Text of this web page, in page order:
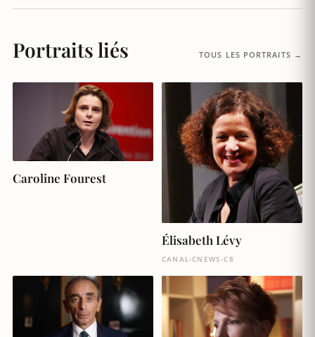
Portraits liés TOUS LES PORTRAITS →
Caroline Fourest
Élisabeth Lévy
CANAL-CNEWS-C8